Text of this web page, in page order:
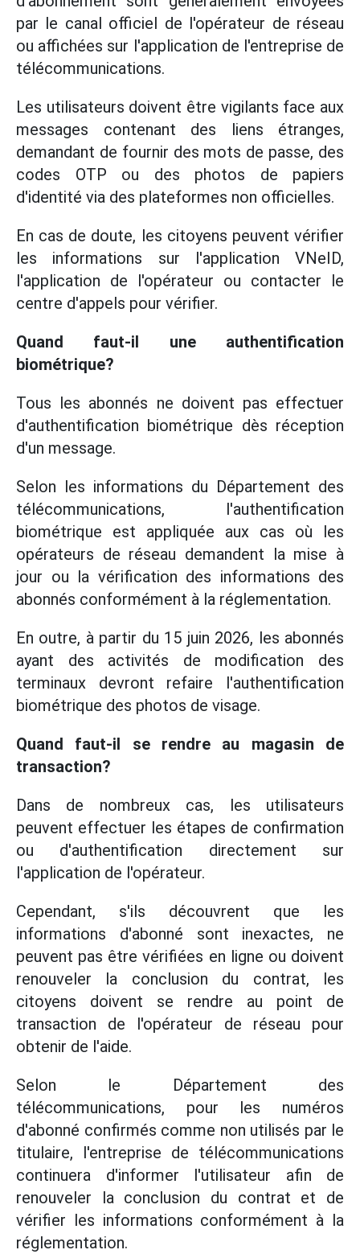
par le canal officiel de l'opérateur de réseau
ou affichées sur l'application de l'entreprise de
télécommunications.
Les utilisateurs doivent être vigilants face aux
messages contenant des liens étranges,
demandant de fournir des mots de passe, des
codes OTP ou des photos de papiers
d'identité via des plateformes non officielles.
En cas de doute, les citoyens peuvent vérifier
les informations sur l'application VNeID,
l'application de l'opérateur ou contacter le
centre d'appels pour vérifier.
Quand faut-il une authentification
biométrique?
Tous les abonnés ne doivent pas effectuer
d'authentification biométrique dès réception
d'un message.
Selon les informations du Département des
télécommunications, l'authentification
biométrique est appliquée aux cas où les
opérateurs de réseau demandent la mise à
jour ou la vérification des informations des
abonnés conformément à la réglementation.
En outre, à partir du 15 juin 2026, les abonnés
ayant des activités de modification des
terminaux devront refaire l'authentification
biométrique des photos de visage.
Quand faut-il se rendre au magasin de
transaction?
Dans de nombreux cas, les utilisateurs
peuvent effectuer les étapes de confirmation
ou d'authentification directement sur
l'application de l'opérateur.
Cependant, s'ils découvrent que les
informations d'abonné sont inexactes, ne
peuvent pas être vérifiées en ligne ou doivent
renouveler la conclusion du contrat, les
citoyens doivent se rendre au point de
transaction de l'opérateur de réseau pour
obtenir de l'aide.
Selon le Département des
télécommunications, pour les numéros
d'abonné confirmés comme non utilisés par le
titulaire, l'entreprise de télécommunications
continuera d'informer l'utilisateur afin de
renouveler la conclusion du contrat et de
vérifier les informations conformément à la
réglementation.